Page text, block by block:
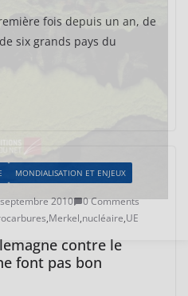
fois depuis un an, de
six grands pays du
MONDIALISATION ET ENJEUX
2010
0 Comments
,Merkel,nucléaire,UE
contre le
font pas bon